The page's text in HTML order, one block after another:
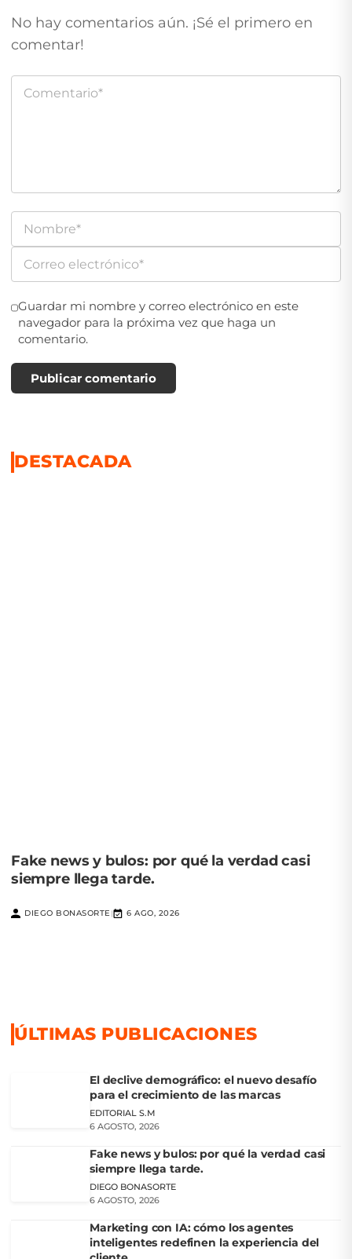
No hay comentarios aún. ¡Sé el primero en
comentar!
Guardar mi nombre y correo electrónico en este
navegador para la próxima vez que haga un
comentario.
Publicar comentario
DESTACADA
Fake news y bulos: por qué la verdad casi
siempre llega tarde.
DIEGO BONASORTE| 6 AGO, 2026
ÚLTIMAS PUBLICACIONES
El declive demográfico: el nuevo desafío
para el crecimiento de las marcas
EDITORIAL S.M
6 AGOSTO, 2026
Fake news y bulos: por qué la verdad casi
siempre llega tarde.
DIEGO BONASORTE
6 AGOSTO, 2026
Marketing con IA: cómo los agentes
inteligentes redefinen la experiencia del